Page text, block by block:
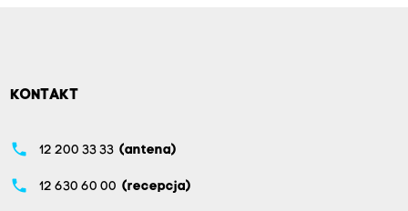
KONTAKT
phone 12 200 33 33 (antena)
phone 12 630 60 00 (recepcja)